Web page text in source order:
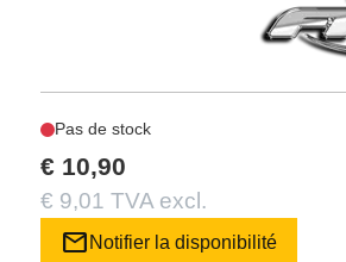
Pas de stock
€ 10,90
€ 9,01 TVA excl.
mail Notifier la disponibilité